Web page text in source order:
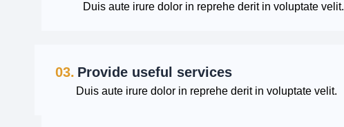
Duis aute irure dolor in reprehe derit in voluptate velit.
03. Provide useful services
Duis aute irure dolor in reprehe derit in voluptate velit.